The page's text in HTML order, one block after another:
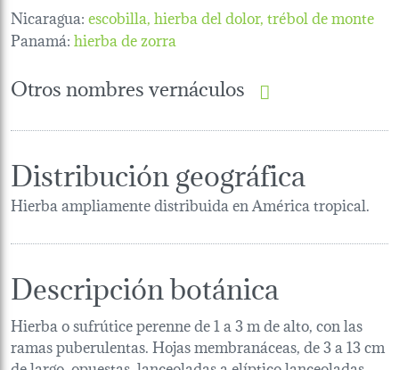
Nicaragua:escobilla hierba del dolor trébol de monte
Panamá:hierba de zorra
Otros nombres vernáculos
Distribución geográfica
Hierba ampliamente distribuida en América tropical.
Descripción botánica
Hierba o sufrútice perenne de 1 a 3 m de alto, con las
ramas puberulentas. Hojas membranáceas, de 3 a 13 cm